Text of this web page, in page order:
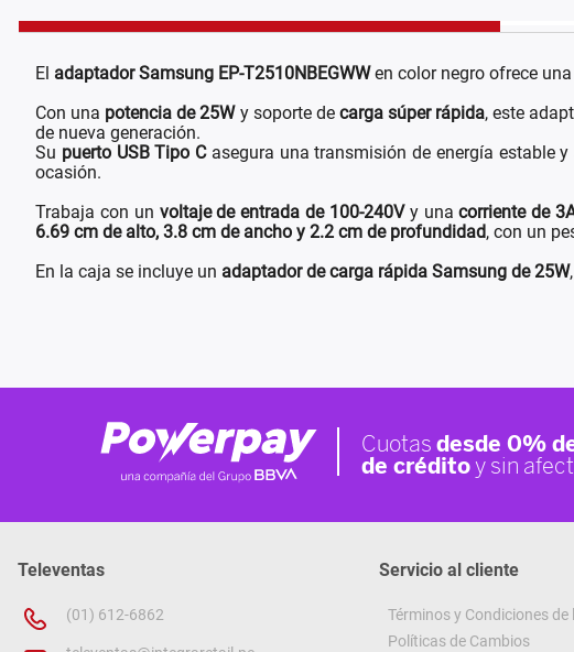
El adaptador Samsung EP-T2510NBEGWWen color negro ofrece
Con una potencia de 25Wy soporte de carga súper rápida, este
de nueva generación.
Su puerto USB Tipo Casegura una transmisión de energía estable
ocasión.
Trabaja con un voltaje de entrada de 100-240Vy unacorriente de
6.69 cm de alto, 3.8 cm de ancho y 2.2 cm de profundidad, con un
En la caja se incluye un adaptador de carga rápida Samsung de 25W
Televentas
(01) 612-6862
Servicio al cliente
Términos y Condiciones de
Políticas de Cambios